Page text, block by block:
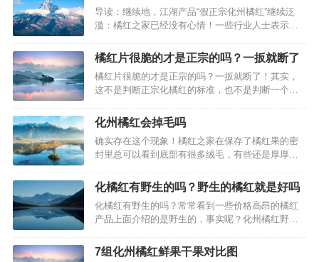
导读：继续地，江湖产品“假正宗化州橘红”继续泛
滥：橘红之家已经没有心情！一些行业人士表示，
动化橘红的销量，但是，如此低廉的产品，成本价
不用10块钱一公斤的产品，绝对不会采用正宗化州
橘红作为原材料的。作假的人，不可能有正义之
心。当然，一些行业人士也表示，他们…
橘红片很脆的才是正宗的吗？一扳就断了
橘红片很脆的才是正宗的吗？一扳就断了！其实，
这不是判断正宗化橘红的标准，也不是判断一个企
饼干那么脆。一些GMP制药方法，包装通常需要将
橘红片烘得很干从而保存得很久，例如3年。而qs生
产的通常不会太干。…
化州橘红会掉毛吗
确实存在这个现象！橘红之家在保存了橘红果的密
封里总可以看到底部有很多绒毛，有些还是厚厚的
来也是正毛的，除非保存不当超出了10年，绒毛可
能只剩下稀少的了。市面上很多橘红片都没有绒
毛，毛孔粗大，说是陈年橘红片，其实是假冒的，
请注意。…
化橘红有野生的吗？野生的橘红就是好吗
化橘红有野生的吗？常常看到一些价格高昂的橘红
产品上面介绍的是野生的，事实呢？化州橘红野生
已经很少了。现代都是采用栽培的方式种植化橘
红。野生的化橘红的好处可能就是因为他是原生态
7组化州橘红鲜果干果对比图